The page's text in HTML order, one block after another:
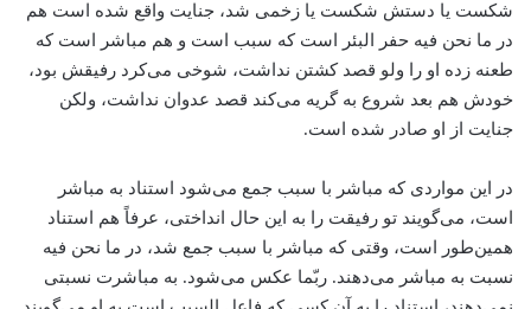
شکست یا دستش شکست یا زخمی شد، جنایت واقع شده است هم
در ما نحن فیه حفر البئر است که سبب است و هم مباشر است که
طعنه زده او را ولو قصد کشتن نداشت، شوخی می‌کرد رفیقش بود،
خودش هم بعد شروع به گریه می‌کند قصد عدوان نداشت، ولکن
جنایت از او صادر شده است.
در این مواردی که مباشر با سبب جمع می‌شود استناد به مباشر
است، می‌گویند تو رفیقت را به این حال انداختی، عرفاً هم استناد
همین‌طور است، وقتی که مباشر با سبب جمع شد، در ما نحن فیه
نسبت به مباشر می‌دهند. ربّما عکس می‌شود. به مباشرت نسبتی